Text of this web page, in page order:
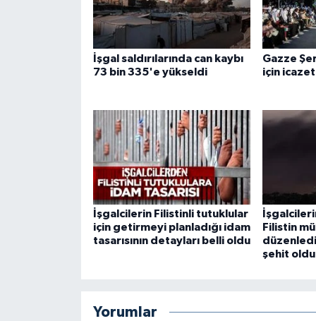
İşgal saldırılarında can kaybı
73 bin 335'e yükseldi
Gazze
için
İşgalcilerin Filistinli tutuklular
için getirmeyi planladığı idam
tasarısının detayları belli oldu
Filistin
şehit oldu
Yorumlar
Gümüşhane Müftülüğü
Hakkari Müftülüğü
Iğdır Müftülüğü
Isparta Müftülüğü
İstanbul Müftülüğü
İzmir Müftülüğü